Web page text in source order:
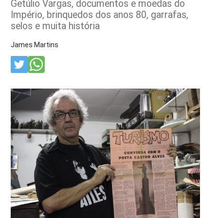
Getúlio Vargas, documentos e moedas do
Império, brinquedos dos anos 80, garrafas,
selos e muita história
James Martins